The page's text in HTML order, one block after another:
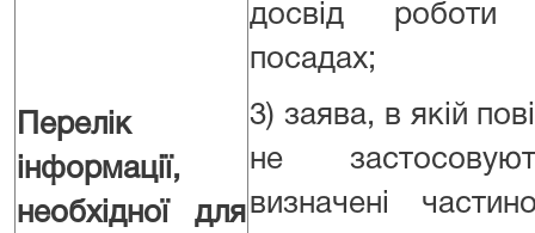
Перелік
інформації,
необхідної для
досвід роботи
посадах;
3) заява, в якій
не
визначені